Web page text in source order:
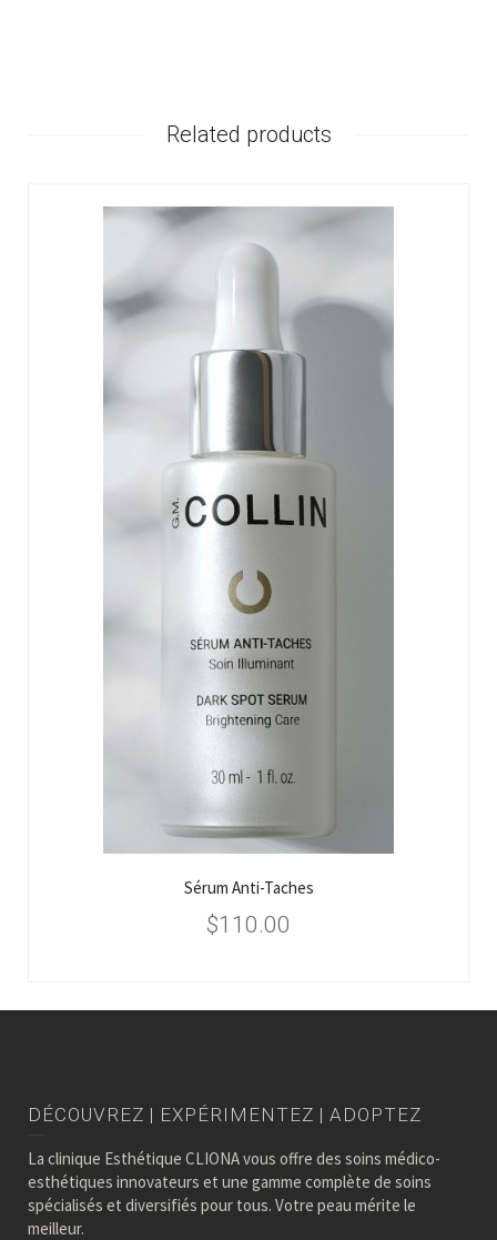
Related products
Sérum Anti-Taches
$110.00
DÉCOUVREZ | EXPÉRIMENTEZ | ADOPTEZ
La clinique Esthétique CLIONA vous offre des soins médico-
esthétiques innovateurs et une gamme complète de soins
spécialisés et diversifiés pour tous. Votre peau mérite le
meilleur.